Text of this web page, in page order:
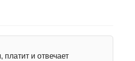
платит и отвечает